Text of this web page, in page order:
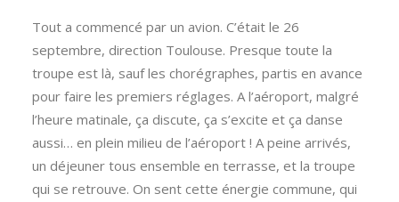
Tout a commencé par un avion. C’était le 26
septembre, direction Toulouse. Presque toute la
troupe est là, sauf les chorégraphes, partis en avance
pour faire les premiers réglages. A l’aéroport, malgré
l’heure matinale, ça discute, ça s’excite et ça danse
aussi… en plein milieu de l’aéroport ! A peine arrivés,
un déjeuner tous ensemble en terrasse, et la troupe
qui se retrouve. On sent cette énergie commune, qui